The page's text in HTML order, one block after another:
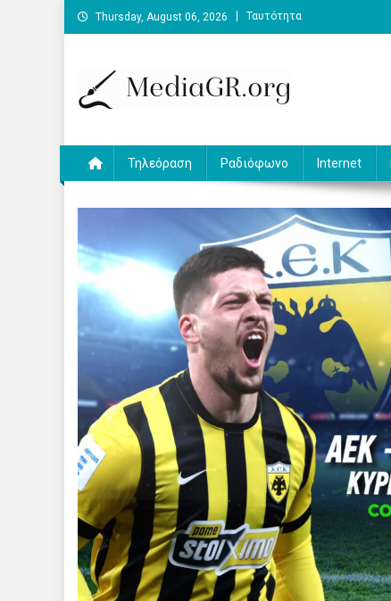
Skip
to
Thursday, August 06, 2026 Ταυτότητα
Τηλεόραση Ραδιόφωνο Internet